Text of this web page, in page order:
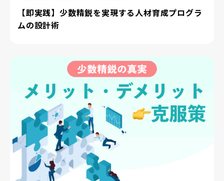
【即実践】少数精鋭を実現する人材育成プログラ
ムの設計術